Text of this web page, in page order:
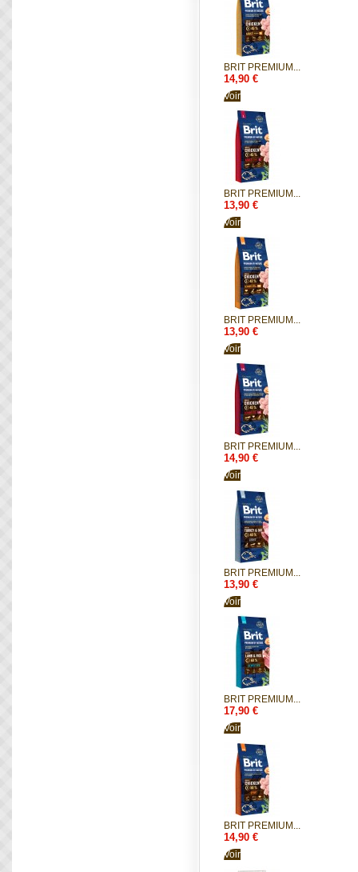
BRIT PREMIUM...
14,90 €
Voir
BRIT PREMIUM...
13,90 €
Voir
BRIT PREMIUM...
13,90 €
Voir
BRIT PREMIUM...
14,90 €
Voir
BRIT PREMIUM...
13,90 €
Voir
BRIT PREMIUM...
17,90 €
Voir
BRIT PREMIUM...
14,90 €
Voir